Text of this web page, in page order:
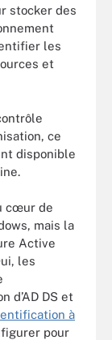
stocker des
les
et
ce
disponible
cœur de
mais la
Active
les
d’AD DS et
à
pour